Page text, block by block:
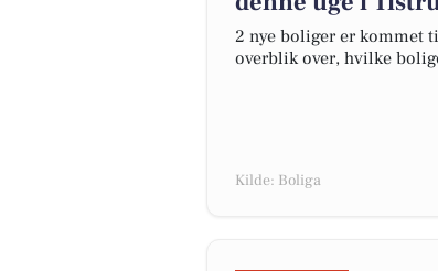
2 nye boliger er kommet
overblik over, hvilke
Kilde: Boliga